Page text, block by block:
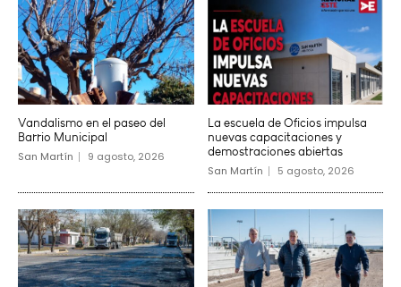
Vandalismo en el paseo del
Barrio Municipal
San Martín 9 agosto, 2026
La escuela de Oficios impulsa
nuevas capacitaciones y
demostraciones abiertas
San Martín 5 agosto, 2026